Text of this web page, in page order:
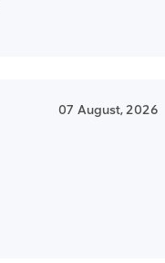
07 August, 2026